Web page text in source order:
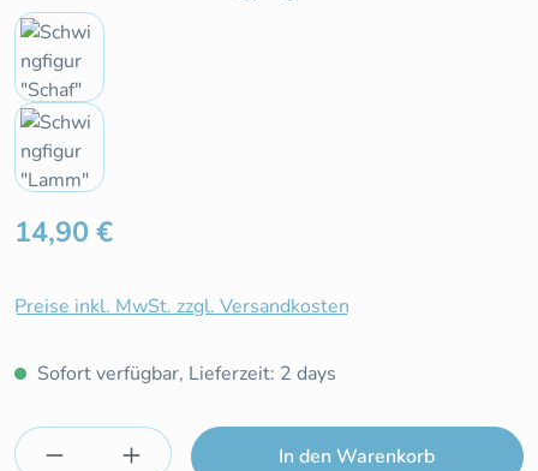
Regulärer Preis:
14,90 €
Preise inkl. MwSt. zzgl. Versandkosten
Sofort verfügbar, Lieferzeit: 2 days
Produkt Anzahl: Gib den gewünschten
In den Warenkorb